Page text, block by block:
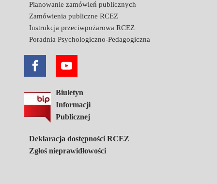
Planowanie zamówień publicznych
Zamówienia publiczne RCEZ
Instrukcja przeciwpożarowa RCEZ
Poradnia Psychologiczno-Pedagogiczna
Biuletyn
Informacji
Publicznej
Deklaracja dostępności RCEZ
Zgłoś nieprawidłowości